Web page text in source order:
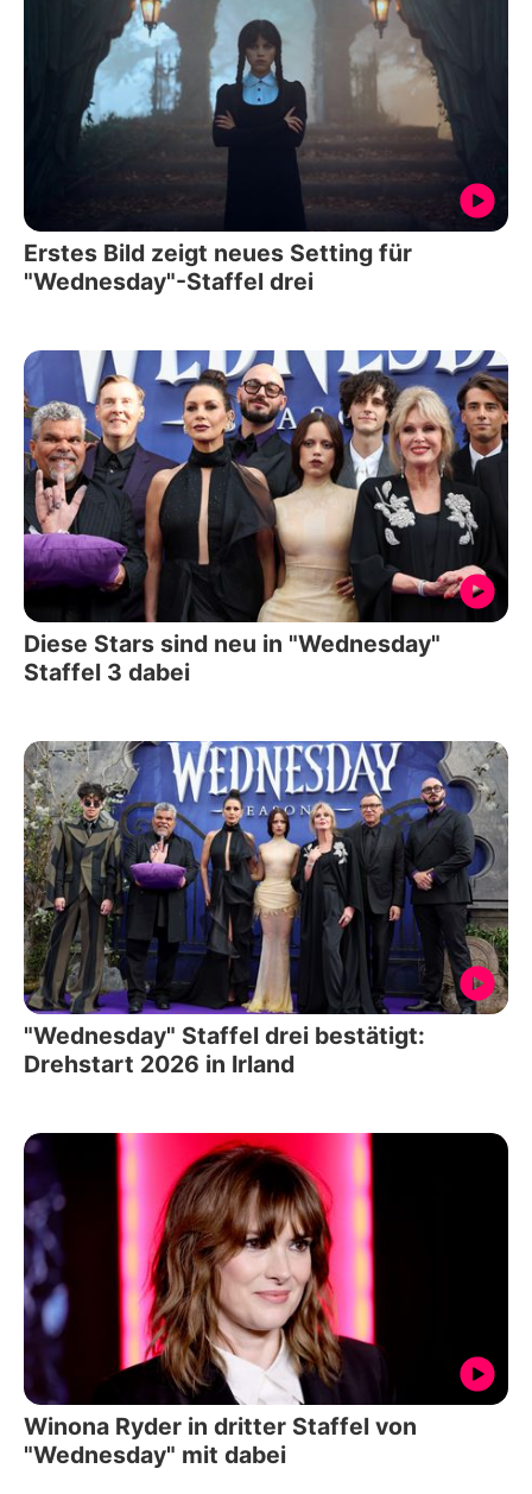
Erstes Bild zeigt neues Setting für
"Wednesday"-Staffel drei
Diese Stars sind neu in "Wednesday"
Staffel 3 dabei
"Wednesday" Staffel drei bestätigt:
Drehstart 2026 in Irland
Winona Ryder in dritter Staffel von
"Wednesday" mit dabei